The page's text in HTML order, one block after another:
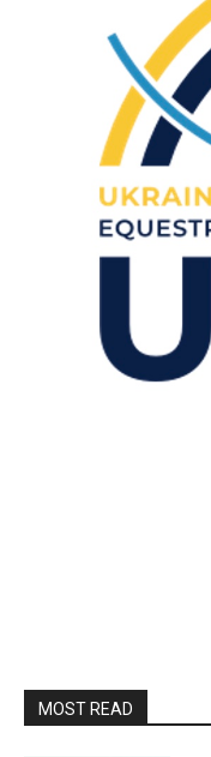
MOST READ